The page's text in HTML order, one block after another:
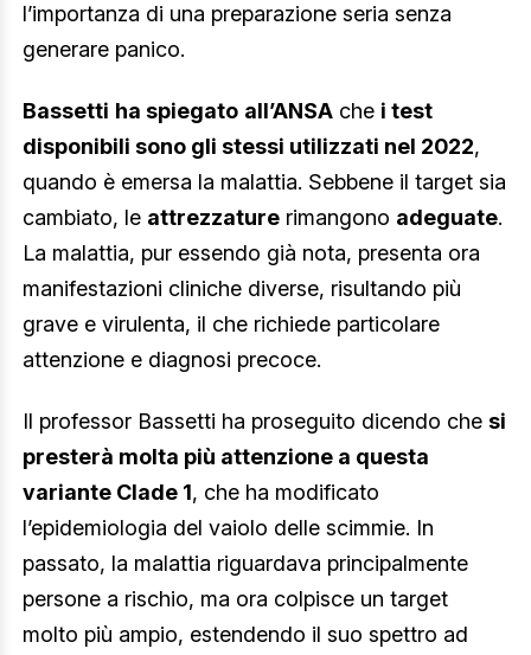
l’importanza di una preparazione seria senza
generare panico.
Bassetti ha spiegato all’ANSA che i test
disponibili sono gli stessi utilizzati nel 2022,
quando è emersa la malattia. Sebbene il target sia
cambiato, le attrezzature rimangono adeguate.
La malattia, pur essendo già nota, presenta ora
manifestazioni cliniche diverse, risultando più
grave e virulenta, il che richiede particolare
attenzione e diagnosi precoce.
Il professor Bassetti ha proseguito dicendo che si
presterà molta più attenzione a questa
variante Clade 1, che ha modificato
l’epidemiologia del vaiolo delle scimmie. In
passato, la malattia riguardava principalmente
persone a rischio, ma ora colpisce un target
molto più ampio, estendendo il suo spettro ad